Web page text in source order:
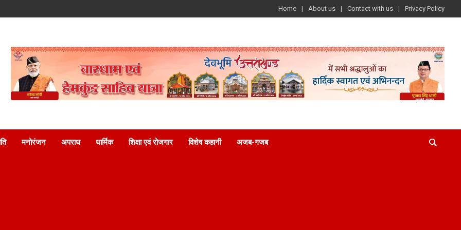
Home About us Contact with us Privacy Policy
मनोरंजन अपराध धार्मिक शिक्षा एवं रोजगार विशेष कहानी अजब-गजब